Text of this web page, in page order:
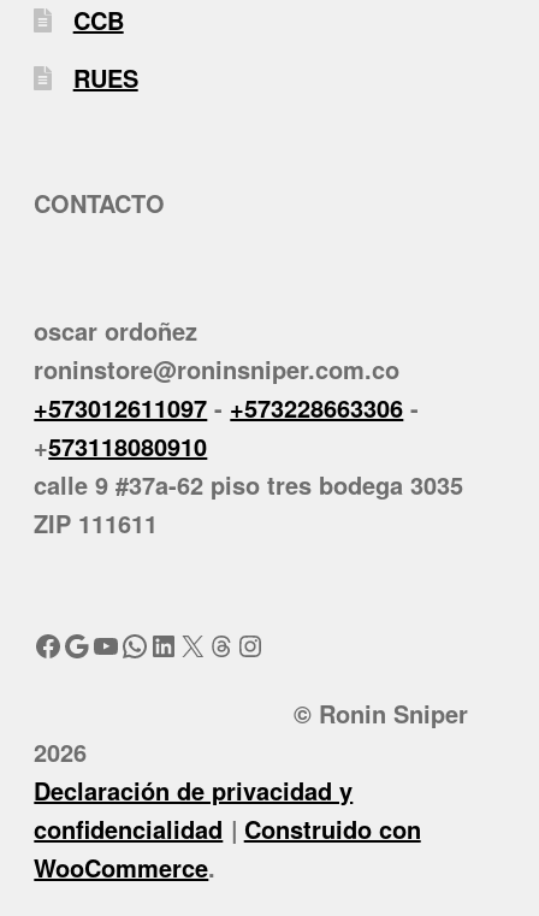
CCB
RUES
CONTACTO
oscar ordoñez
roninstore@roninsniper.com.co
+573012611097 - +573228663306 -
+573118080910
calle 9 #37a-62 piso tres bodega 3035
ZIP 111611
Facebook
Google
YouTube
WhatsApp
LinkedIn
X Threads
Instagram
© Ronin Sniper
2026
Declaración de privacidad y
confidencialidad
Construido con
WooCommerce.